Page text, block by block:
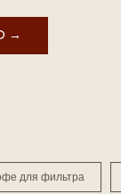
→
для фильтра